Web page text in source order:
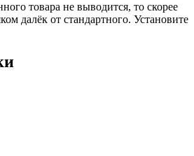
товара не выводится, то скорее
далёк от стандартного. Установите